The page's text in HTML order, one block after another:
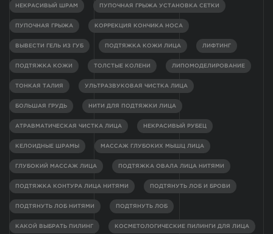
НЕКРАСИВЫЙ ШРАМ ПУПОЧНАЯ ГРЫЖА УСТАНОВКА СЕТКИ
ПУПОЧНАЯ ГРЫЖА КОРРЕКЦИЯ КОНЧИКА НОСА
ВЫВЕСТИ ГЕЛЬ ИЗ ГУБ ПОДТЯЖКА КОЖИ ЛИЦА ЛИФТИНГ
ПОДТЯЖКА КОЖИ ТОЛСТЫЕ КОЛЕНИ ЛИПОМОДЕЛИРОВАНИЕ
ТОНКАЯ ТАЛИЯ УЛЬТРАЗВУКОВАЯ ЧИСТКА ЛИЦА
БОЛЬШАЯ ГРУДЬ НИТИ ДЛЯ ПОДТЯЖКИ ЛИЦА
АТРАВМАТИЧЕСКАЯ ЧИСТКА ЛИЦА НЕКРАСИВЫЙ РУБЕЦ
КЕЛОИДНЫЕ ШРАМЫ МАССАЖ ГЛУБОКИХ МЫШЦ ЛИЦА
ГЛУБОКИЙ МАССАЖ ЛИЦА ПОДТЯЖКА ОВАЛА ЛИЦА НИТЯМИ
ПОДТЯЖКА КОНТУРА ЛИЦА НИТЯМИ ПОДТЯНУТЬ ЛОБ И БРОВИ
ПОДТЯНУТЬ ЛОБ НИТЯМИ ПОДТЯНУТЬ ЛОБ
КАКОЙ ВЫБРАТЬ ПИЛИНГ КОСМЕТОЛОГИЧЕСКИЕ ПИЛИНГИ ДЛЯ ЛИЦА